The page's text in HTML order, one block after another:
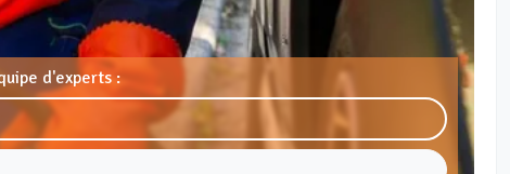
d'experts :